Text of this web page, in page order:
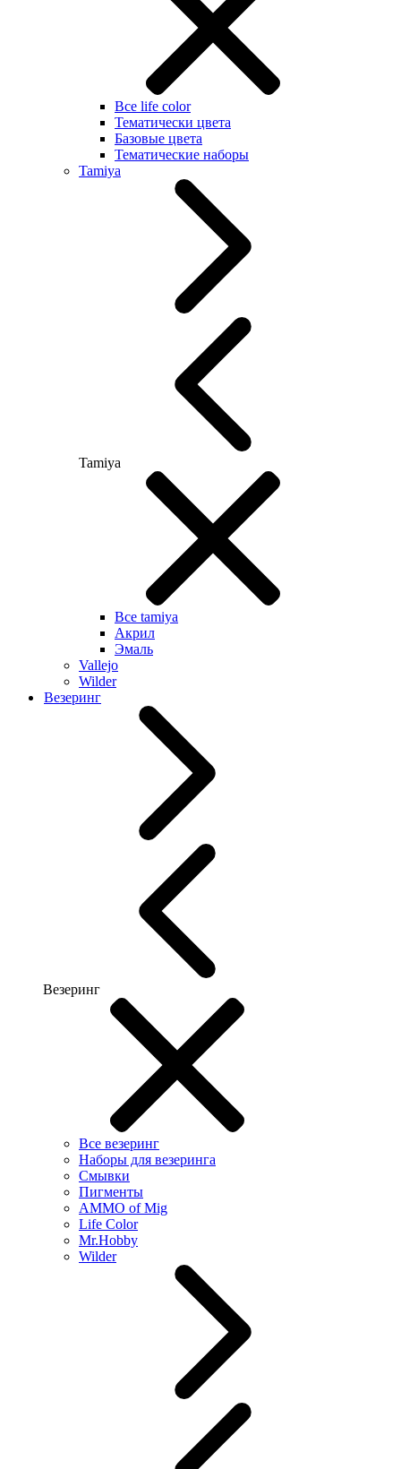
Все life color
Тематически цвета
Базовые цвета
Тематические наборы
Tamiya
Tamiya
Все tamiya
Акрил
Эмаль
Vallejo
Wilder
Везеринг
Везеринг
Все везеринг
Наборы для везеринга
Смывки
Пигменты
AMMO of Mig
Life Color
Mr.Hobby
Wilder